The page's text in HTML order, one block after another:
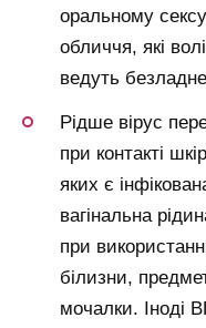
оральному
обличчя, які
ведуть
Рідше вірус
при контакті
яких є
вагінальна
при
білизни,
мочалки. Іноді